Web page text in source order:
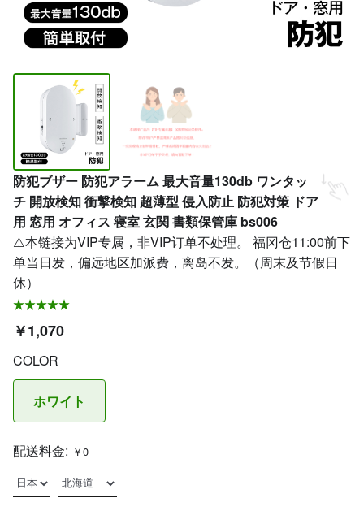
防犯ブザー 防犯アラーム 最大音量130db ワンタッ
チ 開放検知 衝撃検知 超薄型 侵入防止 防犯対策 ドア
用 窓用 オフィス 寝室 玄関 書類保管庫 bs006
⚠️本链接为VIP专属，非VIP订单不处理。 福冈仓11:00前下
单当日发，偏远地区加派费，离岛不发。（周末及节假日
休）
￥1,070
COLOR
ホワイト
配送料金: ￥0